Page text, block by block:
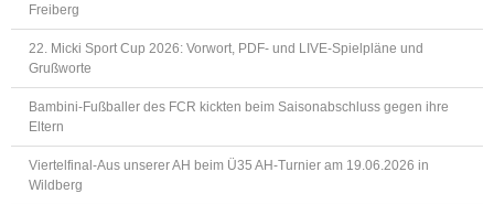
Freiberg
22. Micki Sport Cup 2026: Vorwort, PDF- und LIVE-Spielpläne und
Grußworte
Bambini-Fußballer des FCR kickten beim Saisonabschluss gegen ihre
Eltern
Viertelfinal-Aus unserer AH beim Ü35 AH-Turnier am 19.06.2026 in
Wildberg